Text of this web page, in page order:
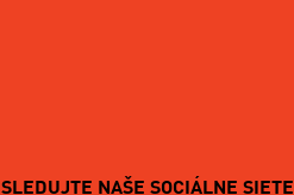
SLEDUJTE NAŠE SOCIÁLNE SIETE